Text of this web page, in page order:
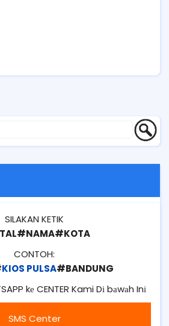
SILAKAN KETIK
CONTOH:
KIOS PULSA#BANDUNG
kе CENTER Kami Dі bаwаh Inі
SMS Center